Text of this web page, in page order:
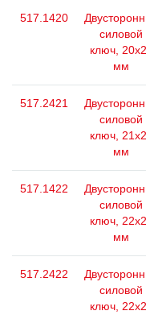
517.1420
силовой
ключ,
мм
517.2421
силовой
ключ,
мм
517.1422
силовой
ключ,
мм
517.2422
силовой
ключ,